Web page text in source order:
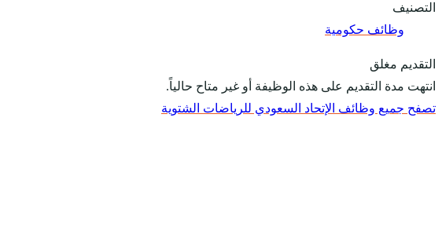
التصنيف
وظائف حكومية
التقديم مغلق
انتهت مدة التقديم على هذه الوظيفة أو غير متاح حالياً.
تصفح جميع وظائف الإتحاد السعودي للرياضات الشتوية